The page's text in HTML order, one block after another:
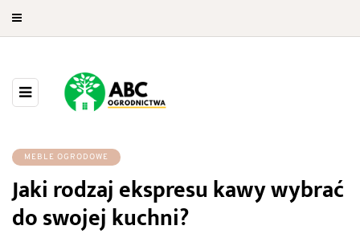
MEBLE OGRODOWE
Jaki rodzaj ekspresu kawy wybrać
do swojej kuchni?